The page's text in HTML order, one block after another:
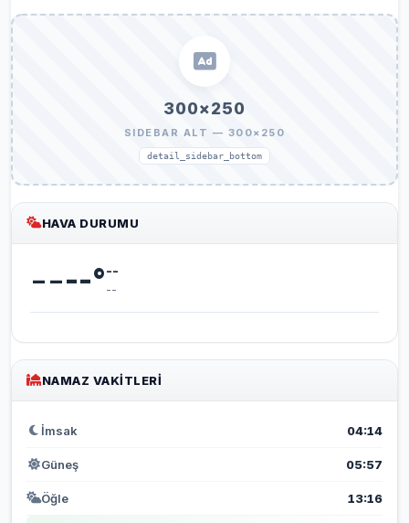
300×250
SIDEBAR ALT — 300×250
detail_sidebar_bottom
HAVA DURUMU
----°--
--
NAMAZ VAKITLERI
İmsak 04:14
Güneş 05:57
Öğle 13:16